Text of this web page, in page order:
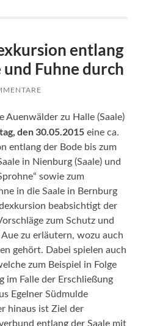
entlang
und Fuhne durch
Auenwälder zu Halle (Saale)
den 30.05.2015 eine ca.
entlang der Bode bis zum
in Nienburg (Saale) und
sowie zum
in die Saale in Bernburg
beabsichtigt der
zum Schutz und
zu erläutern, wozu auch
gehört. Dabei spielen auch
zum Beispiel in Folge
im Falle der Erschließung
Egelner Südmulde
hinaus ist Ziel der
entlang der Saale mit